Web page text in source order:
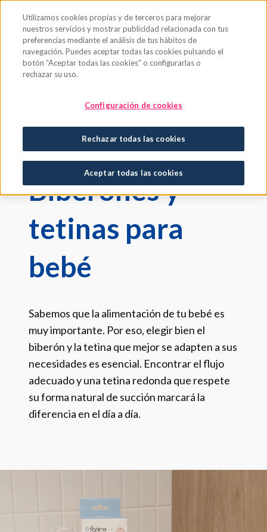
Bebé
LACTANCIA E HIDRATACIÓN DEL
Biberones y
tetinas para
bebé
Sabemos que la alimentación de tu bebé es
muy importante. Por eso, elegir bien el
biberón y la tetina que mejor se adapten a sus
necesidades es esencial. Encontrar el flujo
adecuado y una tetina redonda que respete
su forma natural de succión marcará la
diferencia en el día a día.
Utilizamos cookies propias y de terceros para mejorar
nuestros servicios y mostrar publicidad relacionada con tus
preferencias mediante el análisis de tus hábitos de
navegación. Puedes aceptar todas las cookies pulsando el
botón “Aceptar todas las cookies” o configurarlas o
rechazar su uso.
Configuración de cookies
Rechazar todas las cookies
Aceptar todas las cookies